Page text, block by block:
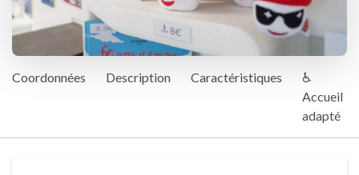
Coordonnées Description Caractéristiques
♿
Accueil
adapté